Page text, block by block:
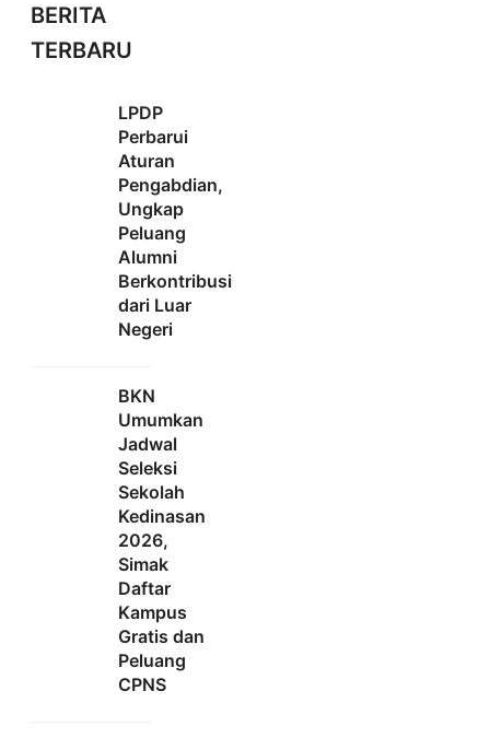
BERITA
TERBARU
LPDP
Perbarui
Aturan
Pengabdian,
Ungkap
Peluang
Alumni
Berkontribusi
dari Luar
Negeri
BKN
Umumkan
Jadwal
Seleksi
Sekolah
Kedinasan
2026,
Simak
Daftar
Kampus
Gratis dan
Peluang
CPNS